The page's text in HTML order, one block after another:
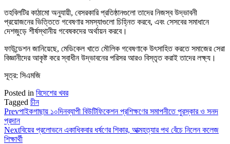
তহবিলটির কাঠামো অনুযায়ী, বেসরকারি প্রতিষ্ঠানগুলো তাদের নিজস্ব উদ্ভাবনী
প্রয়োজনের ভিত্তিতে গবেষণার সমস্যাগুলো চিহ্নিত করবে, এবং সেসবের সমাধানে
দেশজুড়ে শীর্ষস্থানীয় গবেষকদের অর্থায়ন করবে।
ফাউন্ডেশন জানিয়েছে, মেডিকেল খাতে মৌলিক গবেষণাকে উৎসাহিত করতে সমাজের সেরা
বিজ্ঞানীদের আকৃষ্ট করে স্বাধীন উদ্ভাবনের পরিসর আরও বিস্তৃত করাই তাদের লক্ষ্য।
সূত্র: সিএমজি
Posted in বিদেশের খবর
Tagged চীন
Prevপাইকগাছায় ১০দিনব্যাপী বিউটিফিকেশন প্রশিক্ষণের সমাপনীতে পুরস্কার ও সনদ
প্রদান
Nextবিয়ের প্রলোভনে একাধিকবার ধর্ষণের শিকার, আত্মহত্যার পথ বেঁচে নিলেন কলেজ
শিক্ষার্থী